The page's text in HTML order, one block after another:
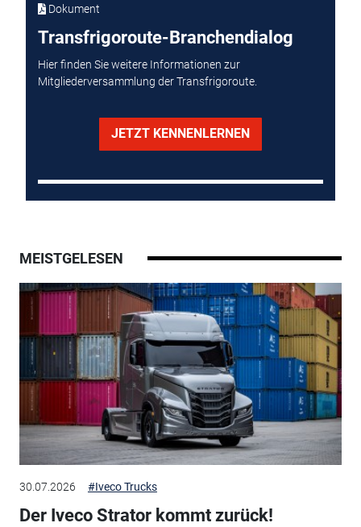
Dokument
Transfrigoroute-Branchendialog
Hier finden Sie weitere Informationen zur
Mitgliederversammlung der Transfrigoroute.
JETZT KENNENLERNEN
MEISTGELESEN
30.07.2026 #Iveco Trucks
Der Iveco Strator kommt zurück!